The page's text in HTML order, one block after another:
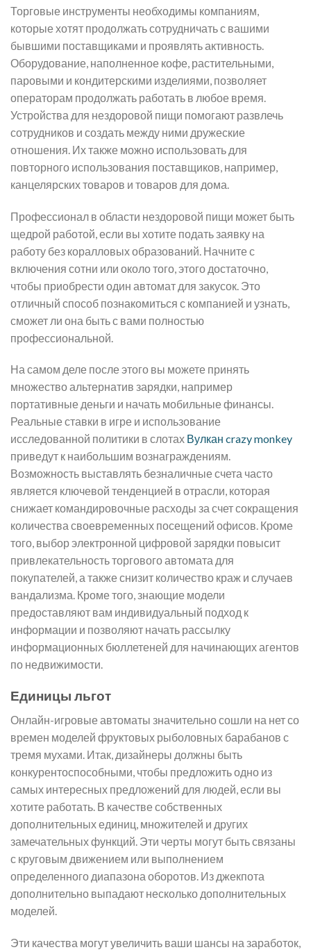
Торговые инструменты необходимы компаниям,
которые хотят продолжать сотрудничать с вашими
бывшими поставщиками и проявлять активность.
Оборудование, наполненное кофе, растительными,
паровыми и кондитерскими изделиями, позволяет
операторам продолжать работать в любое время.
Устройства для нездоровой пищи помогают развлечь
сотрудников и создать между ними дружеские
отношения. Их также можно использовать для
повторного использования поставщиков, например,
канцелярских товаров и товаров для дома.
Профессионал в области нездоровой пищи может быть
щедрой работой, если вы хотите подать заявку на
работу без коралловых образований. Начните с
включения сотни или около того, этого достаточно,
чтобы приобрести один автомат для закусок. Это
отличный способ познакомиться с компанией и узнать,
сможет ли она быть с вами полностью
профессиональной.
На самом деле после этого вы можете принять
множество альтернатив зарядки, например
портативные деньги и начать мобильные финансы.
Реальные ставки в игре и использование
исследованной политики в слотах Вулкан crazy monkey
приведут к наибольшим вознаграждениям.
Возможность выставлять безналичные счета часто
является ключевой тенденцией в отрасли, которая
снижает командировочные расходы за счет сокращения
количества своевременных посещений офисов. Кроме
того, выбор электронной цифровой зарядки повысит
привлекательность торгового автомата для
покупателей, а также снизит количество краж и случаев
вандализма. Кроме того, знающие модели
предоставляют вам индивидуальный подход к
информации и позволяют начать рассылку
информационных бюллетеней для начинающих агентов
по недвижимости.
Единицы льгот
Онлайн-игровые автоматы значительно сошли на нет со
времен моделей фруктовых рыболовных барабанов с
тремя мухами. Итак, дизайнеры должны быть
конкурентоспособными, чтобы предложить одно из
самых интересных предложений для людей, если вы
хотите работать. В качестве собственных
дополнительных единиц, множителей и других
замечательных функций. Эти черты могут быть связаны
с круговым движением или выполнением
определенного диапазона оборотов. Из джекпота
дополнительно выпадают несколько дополнительных
моделей.
Эти качества могут увеличить ваши шансы на заработок,